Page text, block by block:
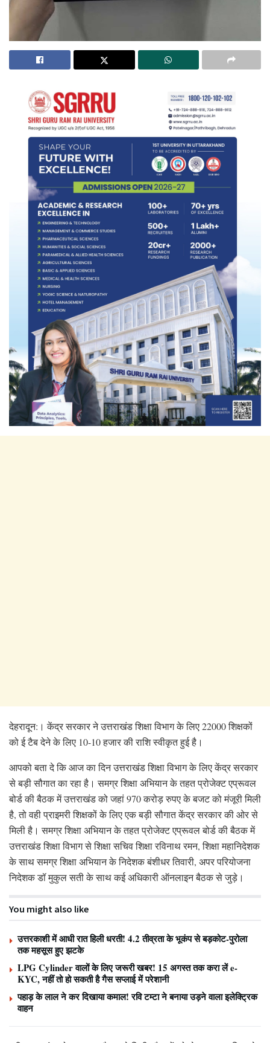
देहरादून:। केंद्र सरकार ने उत्तराखंड शिक्षा विभाग के लिए 22000 शिक्षकों
को ई टैब देने के लिए 10-10 हजार की राशि स्वीकृत हुई है।
आपको बता दे कि आज का दिन उत्तराखंड शिक्षा विभाग के लिए केंद्र सरकार
से बड़ी सौगात का रहा है। समग्र शिक्षा अभियान के तहत प्रोजेक्ट एप्रूवल
बोर्ड की बैठक में उत्तराखंड को जहां 970 करोड़ रुपए के बजट को मंजूरी मिली
है, तो वही प्राइमरी शिक्षकों के लिए एक बड़ी सौगात केंद्र सरकार की ओर से
मिली है। समग्र शिक्षा अभियान के तहत प्रोजेक्ट एप्रूवल बोर्ड की बैठक में
उत्तराखंड शिक्षा विभाग से शिक्षा सचिव शिक्षा रविनाथ रमन, शिक्षा महानिदेशक
के साथ समग्र शिक्षा अभियान के निदेशक बंशीधर तिवारी, अपर परियोजना
निदेशक डॉ मुकुल सती के साथ कई अधिकारी ऑनलाइन बैठक से जुड़े।
You might also like
उत्तरकाशी में आधी रात हिली धरती! 4.2 तीव्रता के भूकंप से बड़कोट-पुरोला
तक महसूस हुए झटके
LPG Cylinder वालों के लिए जरूरी खबर! 15 अगस्त तक करा लें e-
KYC, नहीं तो हो सकती है गैस सप्लाई में परेशानी
पहाड़ के लाल ने कर दिखाया कमाल! रवि टम्टा ने बनाया उड़ने वाला इलेक्ट्रिक
वाहन